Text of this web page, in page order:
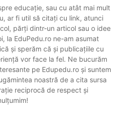
educație, sau cu atât mai mult
ar fi util să citați cu link, atunci
părți dintr-un articol sau o idee
la EduPedu.ro ne-am asumat
și sperăm că și publicațiile cu
vor face la fel. Ne bucurăm
pe Edupedu.ro și suntem
noastră de a cita sursa
reciprocă de respect și